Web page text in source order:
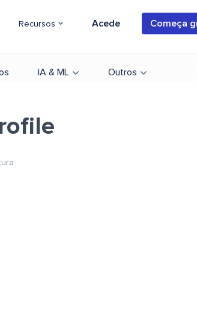
Recursos Acede Começa
IA & ML Outros